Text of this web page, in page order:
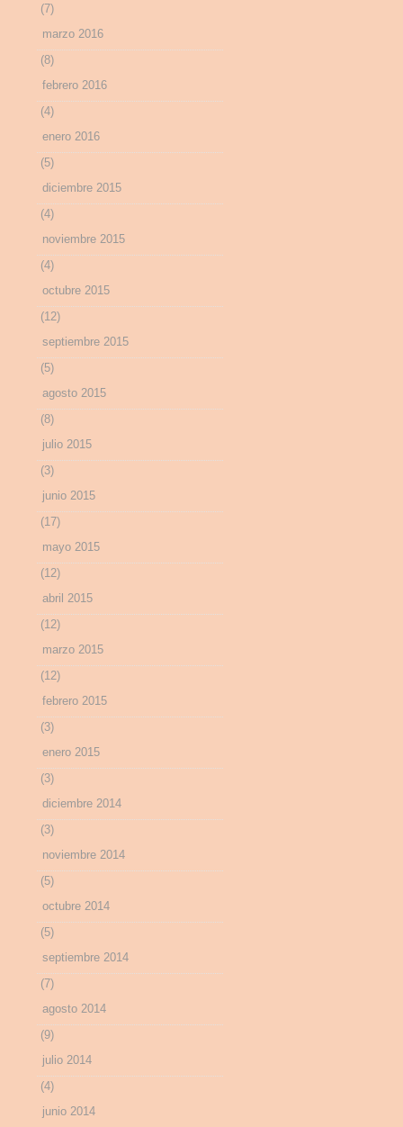
(7)
marzo 2016
(8)
febrero 2016
(4)
enero 2016
(5)
diciembre 2015
(4)
noviembre 2015
(4)
octubre 2015
(12)
septiembre 2015
(5)
agosto 2015
(8)
julio 2015
(3)
junio 2015
(17)
mayo 2015
(12)
abril 2015
(12)
marzo 2015
(12)
febrero 2015
(3)
enero 2015
(3)
diciembre 2014
(3)
noviembre 2014
(5)
octubre 2014
(5)
septiembre 2014
(7)
agosto 2014
(9)
julio 2014
(4)
junio 2014